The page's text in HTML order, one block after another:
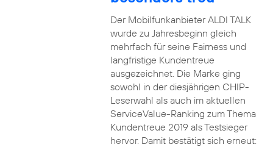
Der Mobilfunkanbieter ALDI TALK
wurde zu Jahresbeginn gleich
mehrfach für seine Fairness und
langfristige Kundentreue
ausgezeichnet. Die Marke ging
sowohl in der diesjährigen CHIP-
Leserwahl als auch im aktuellen
ServiceValue-Ranking zum Thema
Kundentreue 2019 als Testsieger
hervor. Damit bestätigt sich erneut: